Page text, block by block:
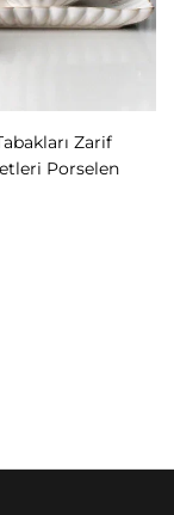
Zarif
Porselen